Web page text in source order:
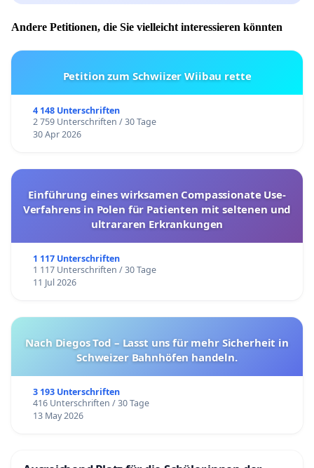
Andere Petitionen, die Sie vielleicht interessieren könnten
Petition zum Schwiizer Wiibau rette
4 148 Unterschriften
2 759 Unterschriften / 30 Tage
30 Apr 2026
Einführung eines wirksamen Compassionate Use-
Verfahrens in Polen für Patienten mit seltenen und
ultrararen Erkrankungen
1 117 Unterschriften
1 117 Unterschriften / 30 Tage
11 Jul 2026
Nach Diegos Tod – Lasst uns für mehr Sicherheit in
Schweizer Bahnhöfen handeln.
3 193 Unterschriften
416 Unterschriften / 30 Tage
13 May 2026